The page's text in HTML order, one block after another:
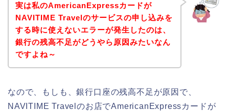
実は私のAmericanExpressカードが
NAVITIME Travelのサービスの申し込みを
する時に使えないエラーが発生したのは、
銀行の残高不足がどうやら原因みたいなん
ですよね～
なので、もしも、銀行口座の残高不足が原因で、
NAVITIME Travelのお店でAmericanExpressカードが